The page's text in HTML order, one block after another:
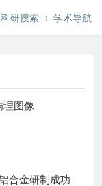
科研搜索 学术导航
理图像
合金研制成功